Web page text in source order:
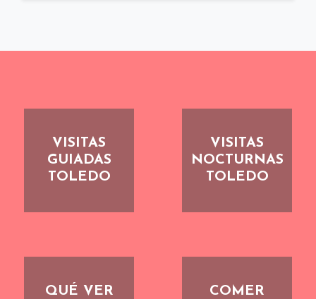
VISITAS
GUIADAS
TOLEDO
VISITAS
NOCTURNAS
TOLEDO
QUÉ VER
COMER